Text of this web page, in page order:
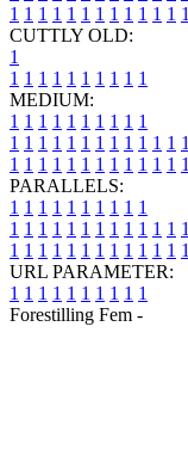
1 1 1 1 1 1 1 1 1 1 1 1 1
CUTTLY OLD:
1
1 1 1 1 1 1 1 1 1 1
MEDIUM:
1 1 1 1 1 1 1 1 1 1
1 1 1 1 1 1 1 1 1 1 1 1 1
1 1 1 1 1 1 1 1 1 1 1 1 1
PARALLELS:
1 1 1 1 1 1 1 1 1 1
1 1 1 1 1 1 1 1 1 1 1 1 1
1 1 1 1 1 1 1 1 1 1 1 1 1
URL PARAMETER:
1 1 1 1 1 1 1 1 1 1
Forestilling Fem -